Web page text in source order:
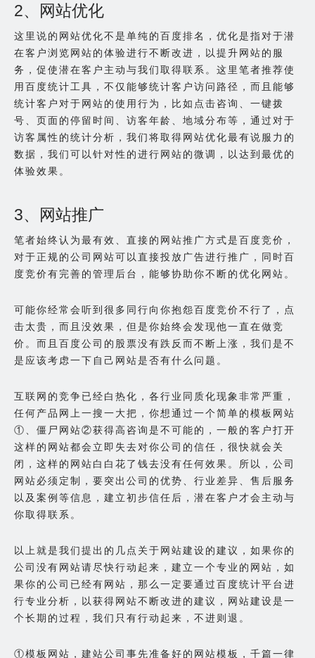
2、网站优化
这里说的网站优化不是单纯的百度排名，优化是指对于潜
在客户浏览网站的体验进行不断改进，以提升网站的服
务，促使潜在客户主动与我们取得联系。这里笔者推荐使
用百度统计工具，不仅能够统计客户访问路径，而且能够
统计客户对于网站的使用行为，比如点击咨询、一键拨
号、页面的停留时间、访客年龄、地域分布等，通过对于
访客属性的统计分析，我们将取得网站优化最有说服力的
数据，我们可以针对性的进行网站的微调，以达到最优的
体验效果。
3、网站推广
笔者始终认为最有效、直接的网站推广方式是百度竞价，
对于正规的公司网站可以直接投放广告进行推广，同时百
度竞价有完善的管理后台，能够协助你不断的优化网站。
可能你经常会听到很多同行向你抱怨百度竞价不行了，点
击太贵，而且没效果，但是你始终会发现他一直在做竞
价。而且百度公司的股票没有跌反而不断上涨，我们是不
是应该考虑一下自己网站是否有什么问题。
互联网的竞争已经白热化，各行业同质化现象非常严重，
任何产品网上一搜一大把，你想通过一个简单的模板网站
①、僵尸网站②获得高咨询是不可能的，一般的客户打开
这样的网站都会立即失去对你公司的信任，很快就会关
闭，这样的网站白白花了钱去没有任何效果。所以，公司
网站必须定制，要突出公司的优势、行业差异、售后服务
以及案例等信息，建立初步信任后，潜在客户才会主动与
你取得联系。
以上就是我们提出的几点关于网站建设的建议，如果你的
公司没有网站请尽快行动起来，建立一个专业的网站，如
果你的公司已经有网站，那么一定要通过百度统计平台进
行专业分析，以获得网站不断改进的建议，网站建设是一
个长期的过程，我们只有行动起来，不进则退。
①模板网站，建站公司事先准备好的网站模板，千篇一律